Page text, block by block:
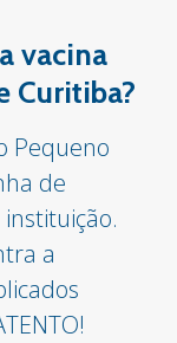
vacina
Curitiba?
Pequeno
de
a